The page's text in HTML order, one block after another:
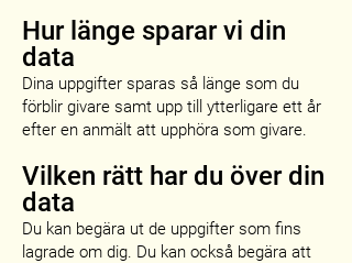
Hur länge sparar vi din
data
Dina uppgifter sparas så länge som du
förblir givare samt upp till ytterligare ett år
efter en anmält att upphöra som givare.
Vilken rätt har du över din
data
Du kan begära ut de uppgifter som fins
lagrade om dig. Du kan också begära att